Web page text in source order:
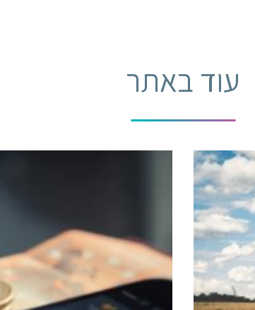
עוד באתר